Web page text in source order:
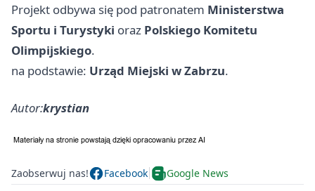
Projekt odbywa się pod patronatem Ministerstwa
Sportu i Turystyki oraz Polskiego Komitetu
Olimpijskiego.
na podstawie: Urząd Miejski w Zabrzu.
Autor:krystian
Zaobserwuj nas! Facebook Google News